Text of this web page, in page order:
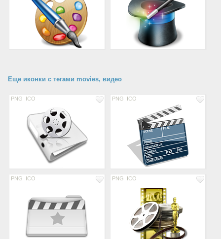
Еще иконки с тегами movies, видео
PNG ICO PNG ICO
PNG ICO PNG ICO